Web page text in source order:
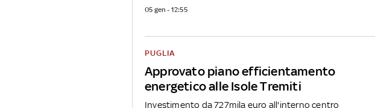
05 gen - 12:55
Approvato piano efficientamento
energetico alle Isole Tremiti
PUGLIA
Investimento da 727mila euro all'interno centro